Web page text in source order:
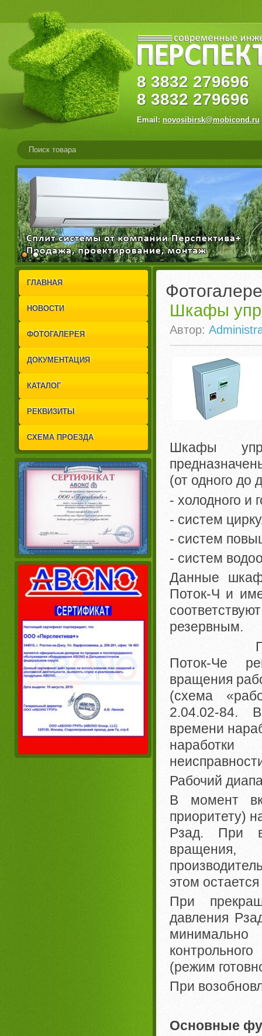
8 3832
8 3832 279696
Email: novosibirsk@mobicond.ru
1
2
ГЛАВНАЯ
НОВОСТИ
ФОТОГАЛЕРЕЯ
ДОКУМЕНТАЦИЯ
КАТАЛОГ
РЕКВИЗИТЫ
СХЕМА ПРОЕЗДА
Шкафы
Автор:
Шкафы
(от одного до
- холодного и
- систем
- систем
- систем
Данные
Поток-Ч и
резервным.
Поток-Чe
вращения
(схема
2.04.02-84.
времени
наработки
Рабочий
В момент
приоритету)
Рзад. При
этом
При
давления
(режим
При
Основные